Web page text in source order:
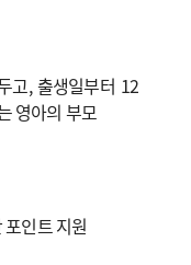
고, 출생일부터 12
영아의 부모
인트 지원